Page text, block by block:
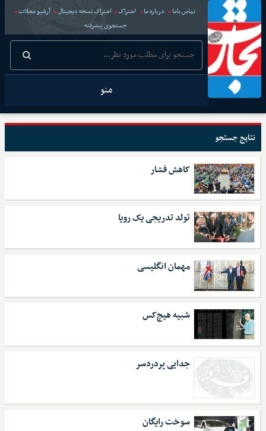
تماس باما درباره ما اشتراک اشتراک نسخه دیجیتال
آرشیو مجلات
جستجوی پیشرفته
منو
نتایج جستجو
کاهش فشار
تولد تدریجی یک رویا
مهمان انگلیسی
شبیه هیچ‌کس
جدایی پردردسر
سوخت رایگان